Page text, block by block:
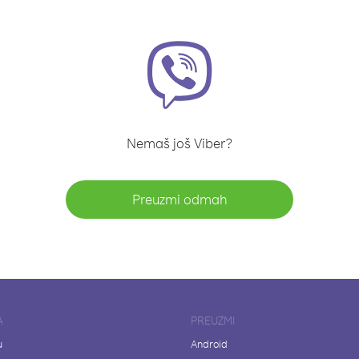
Nemaš još Viber?
Preuzmi odmah
PREUZMI
Android